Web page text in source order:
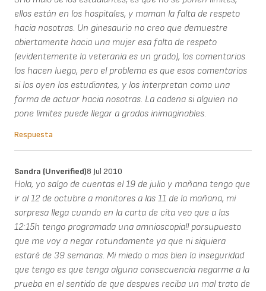
ellos están en los hospitales, y maman la falta de respeto
hacia nosotras. Un ginesaurio no creo que demuestre
abiertamente hacia una mujer esa falta de respeto
(evidentemente la veterania es un grado), los comentarios
los hacen luego, pero el problema es que esos comentarios
si los oyen los estudiantes, y los interpretan como una
forma de actuar hacia nosotras. La cadena si alguien no
pone limites puede llegar a grados inimaginables.
Respuesta
Sandra (unverified)8 Jul 2010
Hola, yo salgo de cuentas el 19 de julio y mañana tengo que
ir al 12 de octubre a monitores a las 11 de la mañana, mi
sorpresa llega cuando en la carta de cita veo que a las
12:15h tengo programada una amnioscopia!! porsupuesto
que me voy a negar rotundamente ya que ni siquiera
estaré de 39 semanas. Mi miedo o mas bien la inseguridad
que tengo es que tenga alguna consecuencia negarme a la
prueba en el sentido de que despues reciba un mal trato de